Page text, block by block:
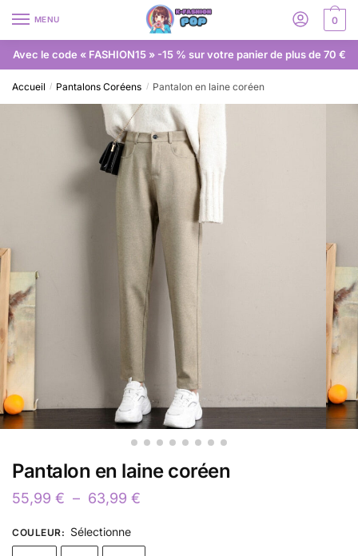
MENU 0
Avec le code « FASHION15 » -15 % sur votre panier de plus de 70 €
Accueil / Pantalons Coréens / Pantalon en laine coréen
Pantalon en laine coréen
55,99 € – 63,99 €
COULEUR: Sélectionne